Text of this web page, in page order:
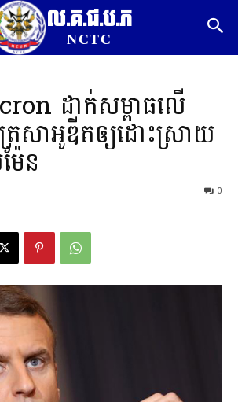
ល.គ.ជ.ប.ភ
NCTC
ដាក់សម្ពាធលើ
រសាអូឌីតឲ្យដោះស្រាយ
ែន
0